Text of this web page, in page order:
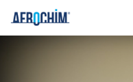
Se rendre au contenu